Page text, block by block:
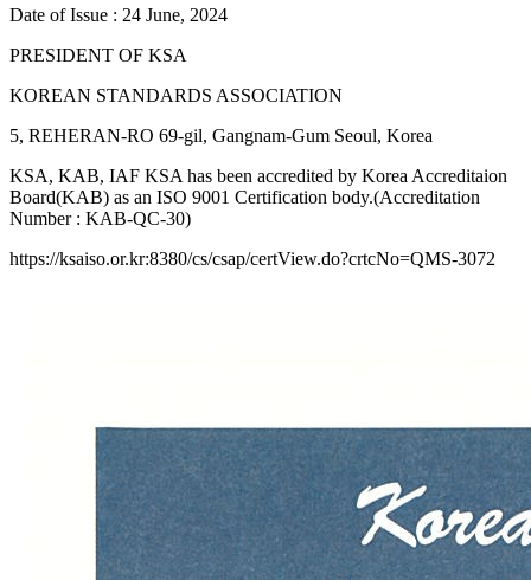
Date of Issue : 24 June, 2024
PRESIDENT OF KSA
KOREAN STANDARDS ASSOCIATION
5, REHERAN-RO 69-gil, Gangnam-Gum Seoul, Korea
KSA, KAB, IAF KSA has been accredited by Korea Accreditaion
Board(KAB) as an ISO 9001 Certification body.(Accreditation
Number : KAB-QC-30)
https://ksaiso.or.kr:8380/cs/csap/certView.do?crtcNo=QMS-3072